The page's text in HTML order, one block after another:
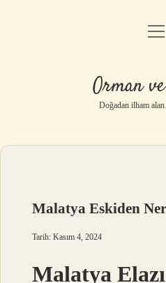
Yasal
Orman
Doğadan ilham
Malatya Eskiden
Tarih: Kasım 4, 2024
Malatya